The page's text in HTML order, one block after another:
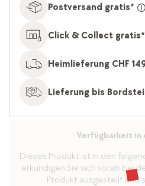
Postversand gratis*
Click & Collect gratis*
Heimlieferung CHF
Lieferung bis
Verfügbarkeit in
Dieses Produkt ist in den
erkundigen Sie sich vorab bei
Produkt ausgestellt und